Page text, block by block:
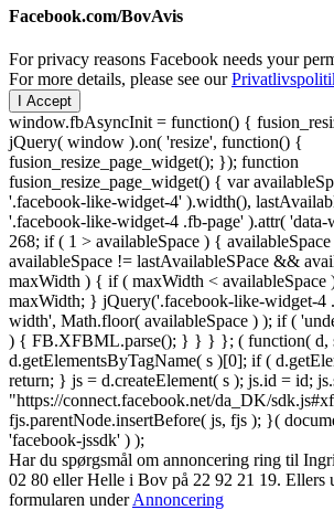
Facebook.com/BovAvis
For privacy reasons Facebook needs your
For more details, please see our
I Accept
window.fbAsyncInit = function() {
jQuery( window ).on( 'resize', function() {
fusion_resize_page_widget(); }); function
fusion_resize_page_widget() { var
'.facebook-like-widget-4' ).width(),
'.facebook-like-widget-4 .fb-page' ).attr(
268; if ( 1 > availableSpace ) {
availableSpace != lastAvailableSPace &&
maxWidth ) { if ( maxWidth < availableSpace
maxWidth; } jQuery('.facebook-like-widget-4
width', Math.floor( availableSpace ) ); if (
) { FB.XFBML.parse(); } } } }; ( function( d,
d.getElementsByTagName( s )[0]; if (
return; } js = d.createElement( s ); js.id = id;
"https://connect.facebook.net/da_DK/
fjs.parentNode.insertBefore( js, fjs ); }(
'facebook-jssdk' ) );
Har du spørgsmål om annoncering ring til
02 80 ‬eller Helle i Bov på 22 92 21 19‬. Ellers
formularen underAnnoncering